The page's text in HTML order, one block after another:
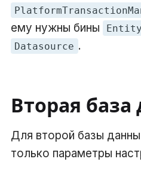
ему нужны бины
Datasource .
Вторая
Для второй базы
только параметры